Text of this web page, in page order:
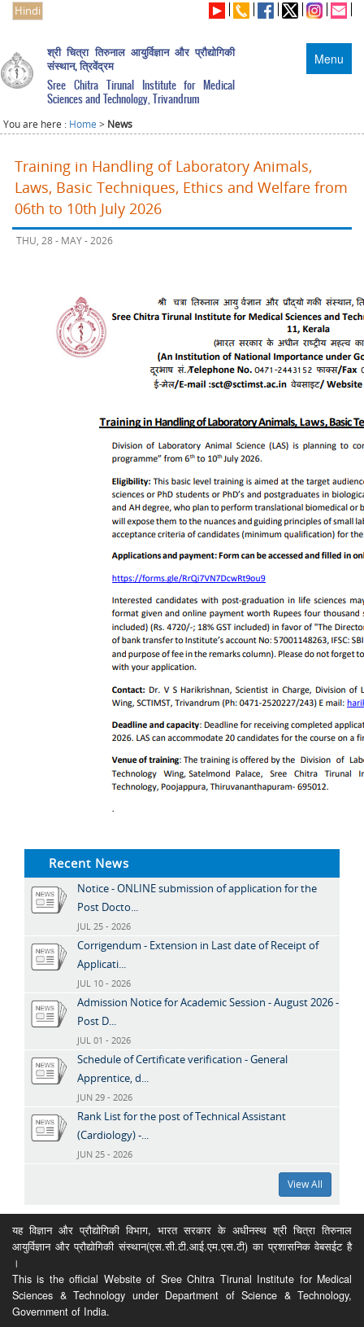
Hindi
Menu
श्री चित्रा तिरुनाल आयुर्विज्ञान और प्रौद्योगिकी
संस्थान, त्रिवेंद्रम
Sree Chitra Tirunal Institute for Medical
Sciences and Technology, Trivandrum
You are here : Home > News
Training in Handling of Laboratory Animals,
Laws, Basic Techniques, Ethics and Welfare from
06th to 10th July 2026
THU, 28 - MAY - 2026
Recent News
Notice - ONLINE submission of application for the
Post Docto...
JUL 25 - 2026
Corrigendum - Extension in Last date of Receipt of
Applicati...
JUL 10 - 2026
Admission Notice for Academic Session - August 2026 -
Post D...
JUL 01 - 2026
Schedule of Certificate verification - General
Apprentice, d...
JUN 29 - 2026
Rank List for the post of Technical Assistant
(Cardiology) -...
JUN 25 - 2026
View All
यह विज्ञान और प्रौद्योगिकी विभाग, भारत सरकार के अधीनस्थ श्री चित्रा तिरुनाल
आयुर्विज्ञान और प्रौद्योगिकी संस्थान(एस.सी.टी.आई.एम.एस.टी) का प्रशासनिक वेबसईट है
।
This is the official Website of Sree Chitra Tirunal Institute for Medical
Sciences & Technology under Department of Science & Technology,
Government of India.